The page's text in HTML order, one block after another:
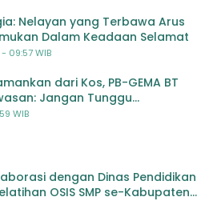
Nelayan yang Terbawa Arus
Dalam Keadaan Selamat
09:57 WIB
dari Kos, PB-GEMA BT
Jangan Tunggu
Baru Negara Bertindak
WIB
dengan Dinas Pendidikan
OSIS SMP se-Kabupaten